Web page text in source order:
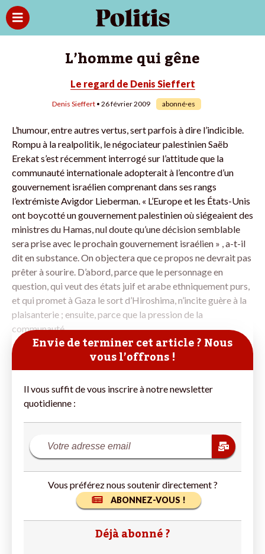
L’homme qui gêne
Le regard de Denis Sieffert
Denis Sieffert • 26 février 2009 abonné·es
L’humour, entre autres vertus, sert parfois à dire l’indicible.
Rompu à la realpolitik, le négociateur palestinien Saëb
Erekat s’est récemment interrogé sur l’attitude que la
communauté internationale adopterait à l’encontre d’un
gouvernement israélien comprenant dans ses rangs
l’extrémiste Avigdor Lieberman. « L’Europe et les États-Unis
ont boycotté un gouvernement palestinien où siégeaient des
ministres du Hamas, nul doute qu’une décision semblable
sera prise avec le prochain gouvernement israélien » , a-t-il
dit en substance. On objectera que ce propos ne devrait pas
prêter à sourire. D’abord, parce que le personnage en
question, qui veut des états juif et arabe ethniquement purs,
et qui promet à Gaza le sort d’Hiroshima, n’incite guère à la
plaisanterie ; ensuite, parce que la pression de la
communauté
Envie de terminer cet article ? Nous
vous l’offrons !
Il vous suffit de vous inscrire à notre newsletter
quotidienne :
Vous préférez nous soutenir directement ?
ABONNEZ-VOUS !
Déjà abonné ?